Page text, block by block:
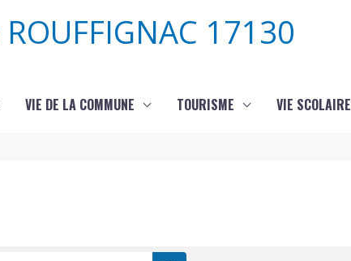
17130
VIE DE LA COMMUNE TOURISME VIE SCOLAIRE